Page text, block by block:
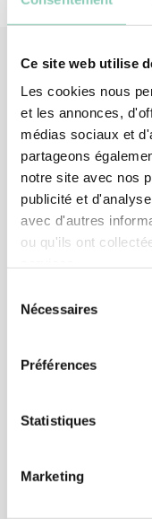
Ce site web utilise
Les cookies nous
et les annonces,
médias sociaux et
partageons
notre site avec nos
publicité et
avec d'autres
ou qu'ils ont
Nécessaires
Préférences
Statistiques
Marketing
BOTTES
25,90 €